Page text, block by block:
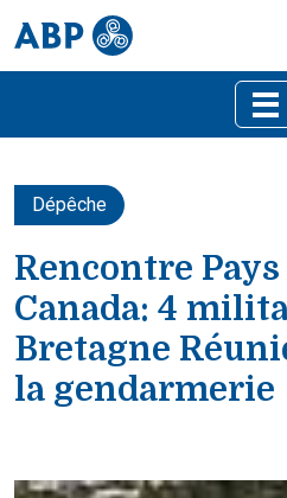
Dépêche
Rencontre Pays
Canada: 4
Bretagne
la gendarmerie